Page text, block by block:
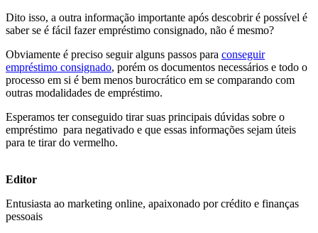
Dito isso, a outra informação importante após descobrir é possível é
saber se é fácil fazer empréstimo consignado, não é mesmo?
Obviamente é preciso seguir alguns passos para conseguir
empréstimo consignado, porém os documentos necessários e todo o
processo em si é bem menos burocrático em se comparando com
outras modalidades de empréstimo.
Esperamos ter conseguido tirar suas principais dúvidas sobre o
empréstimo para negativado e que essas informações sejam úteis
para te tirar do vermelho.
Editor
Entusiasta ao marketing online, apaixonado por crédito e finanças
pessoais